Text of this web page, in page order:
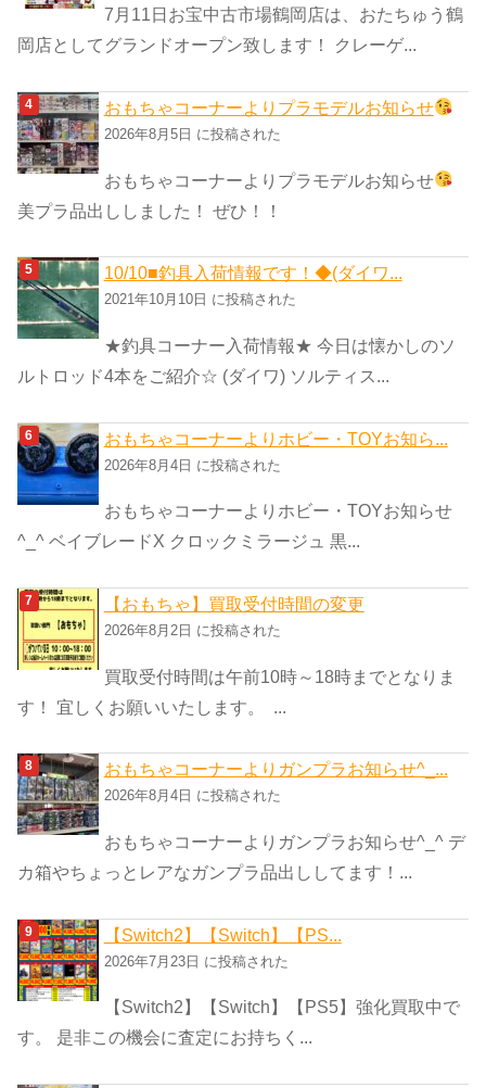
7月11日お宝中古市場鶴岡店は、おたちゅう鶴
岡店としてグランドオープン致します！ クレーゲ...
おもちゃコーナーよりプラモデルお知らせ
2026年8月5日 に投稿された
おもちゃコーナーよりプラモデルお知らせ
美プラ品出ししました！ ぜひ！！
10/10■釣具入荷情報です！◆(ダイワ...
2021年10月10日 に投稿された
★釣具コーナー入荷情報★ 今日は懐かしのソ
ルトロッド4本をご紹介☆ (ダイワ) ソルティス...
おもちゃコーナーよりホビー・TOYお知ら...
2026年8月4日 に投稿された
おもちゃコーナーよりホビー・TOYお知らせ
^_^ ベイブレードX クロックミラージュ 黒...
【おもちゃ】買取受付時間の変更
2026年8月2日 に投稿された
買取受付時間は午前10時～18時までとなりま
す！ 宜しくお願いいたします。 ...
おもちゃコーナーよりガンプラお知らせ^_...
2026年8月4日 に投稿された
おもちゃコーナーよりガンプラお知らせ^_^ デ
カ箱やちょっとレアなガンプラ品出ししてます！...
【Switch2】【Switch】【PS...
2026年7月23日 に投稿された
【Switch2】【Switch】【PS5】強化買取中で
す。 是非この機会に査定にお持ちく...